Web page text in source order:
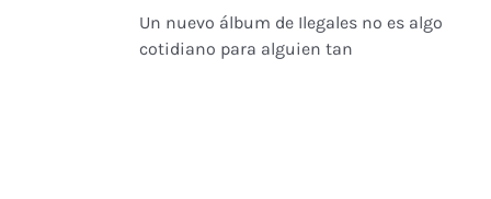
Un nuevo álbum de Ilegales no es algo
cotidiano para alguien tan